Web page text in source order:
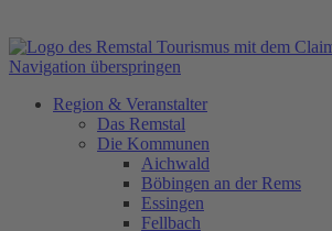
Navigation überspringen
Region & Veranstalter
Das Remstal
Die Kommunen
Aichwald
Böbingen an der Rems
Essingen
Fellbach